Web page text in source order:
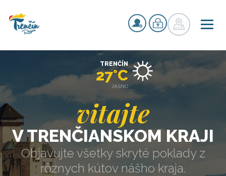
vitajte
V TRENČIANSKOM KRAJI
Objavujte všetky skryté poklady z
rôznych kútov nášho kraja.
TRENČÍN
27°C
JASNO